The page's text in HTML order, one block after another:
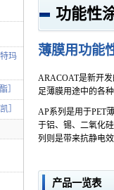
功能性
薄膜用功能
ARACOAT是新开
足薄膜用途中的各种
AP系列是用于PET
于铝、锡、二氧化
列则是带来抗静电
产品一览表
玛
］
］